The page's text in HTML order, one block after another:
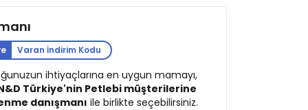
Varan İndirim Kodu
ihtiyaçlarına en uygun mamayı,
Türkiye'nin Petlebi müşterilerine
danışmanı ile birlikte seçebilirsiniz.